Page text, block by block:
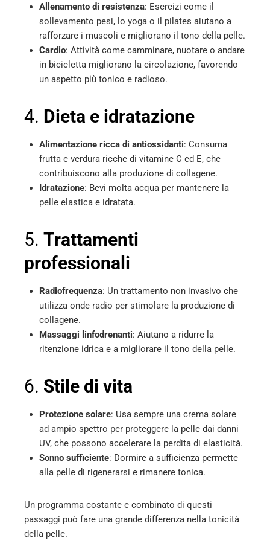
Allenamento di resistenza: Esercizi come il
sollevamento pesi, lo yoga o il pilates aiutano a
rafforzare i muscoli e migliorano il tono della pelle.
Cardio: Attività come camminare, nuotare o andare
in bicicletta migliorano la circolazione, favorendo
un aspetto più tonico e radioso.
4. Dieta e idratazione
Alimentazione ricca di antiossidanti: Consuma
frutta e verdura ricche di vitamine C ed E, che
contribuiscono alla produzione di collagene.
Idratazione: Bevi molta acqua per mantenere la
pelle elastica e idratata.
5. Trattamenti
professionali
Radiofrequenza: Un trattamento non invasivo che
utilizza onde radio per stimolare la produzione di
collagene.
Massaggi linfodrenanti: Aiutano a ridurre la
ritenzione idrica e a migliorare il tono della pelle.
6. Stile di vita
Protezione solare: Usa sempre una crema solare
ad ampio spettro per proteggere la pelle dai danni
UV, che possono accelerare la perdita di elasticità.
Sonno sufficiente: Dormire a sufficienza permette
alla pelle di rigenerarsi e rimanere tonica.
Un programma costante e combinato di questi
passaggi può fare una grande differenza nella tonicità
della pelle.